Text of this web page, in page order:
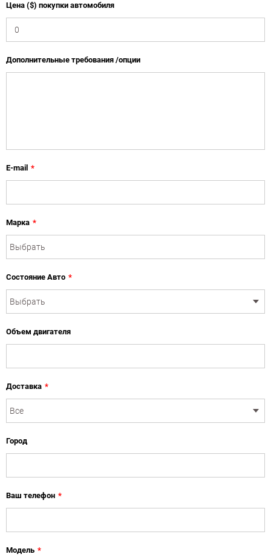
Цена ($) покупки автомобиля
Дополнительные требования /опции
E-mail *
Марка *
Состояние Авто *
Объем двигателя
Доставка *
Город
Ваш телефон *
Модель *